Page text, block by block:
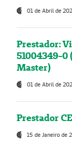
01 de Abril de
Prestador:
51004349-0
Master)
01 de Abril de
Prestador
15 de Janeiro de